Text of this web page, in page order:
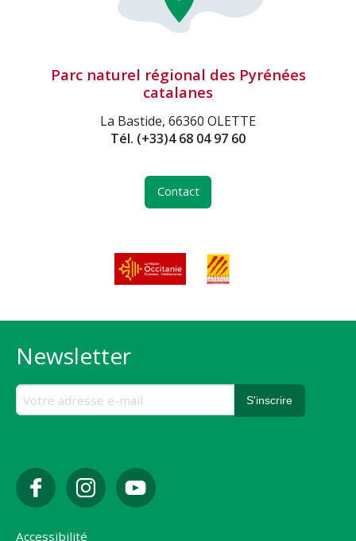
Parc naturel régional des Pyrénées
catalanes
La Bastide, 66360 OLETTE
Tél. (+33)4 68 04 97 60
Contact
Newsletter
Accessibilité